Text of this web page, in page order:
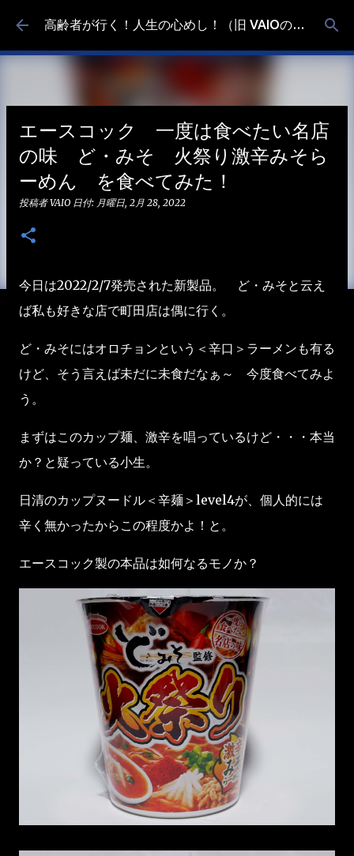
スキップしてメイン コンテンツに移動 高齢者が行く！人生の心めし！（旧 VAIOの食べ歩き）
エースコック 一度は食べたい名店
の味 ど・みそ 火祭り激辛みそら
ーめん を食べてみた！
投稿者VAIO 日付: 月曜日, 2月 28, 2022
今日は2022/2/7発売された新製品。 ど・みそと云え
ば私も好きな店で町田店は偶に行く。
ど・みそにはオロチョンという＜辛口＞ラーメンも有る
けど、そう言えば未だに未食だなぁ～ 今度食べてみよ
う。
まずはこのカップ麺、激辛を唱っているけど・・・本当
か？と疑っている小生。
日清のカップヌードル＜辛麺＞level4が、個人的には
辛く無かったからこの程度かよ！と。
エースコック製の本品は如何なるモノか？